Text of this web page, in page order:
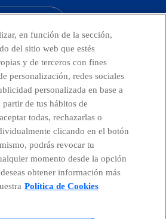
en función de la sección,
del sitio web que estés
y de terceros con fines
personalización, redes sociales
personalizada en base a
de tus hábitos de
todas, rechazarlas o
clicando en el botón
podrás revocar tu
momento desde la opción
obtener información más
Política de Cookies